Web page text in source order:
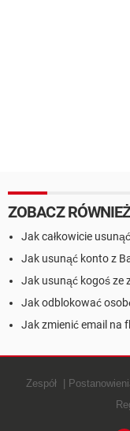
ZOBACZ
Jak całkowicie
Jak usunąć konto z
Jak usunąć kogoś ze
Jak odblokować
Jak zmienić email na
Zespół